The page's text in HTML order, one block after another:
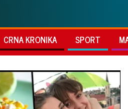
CRNA KRONIKA SPORT